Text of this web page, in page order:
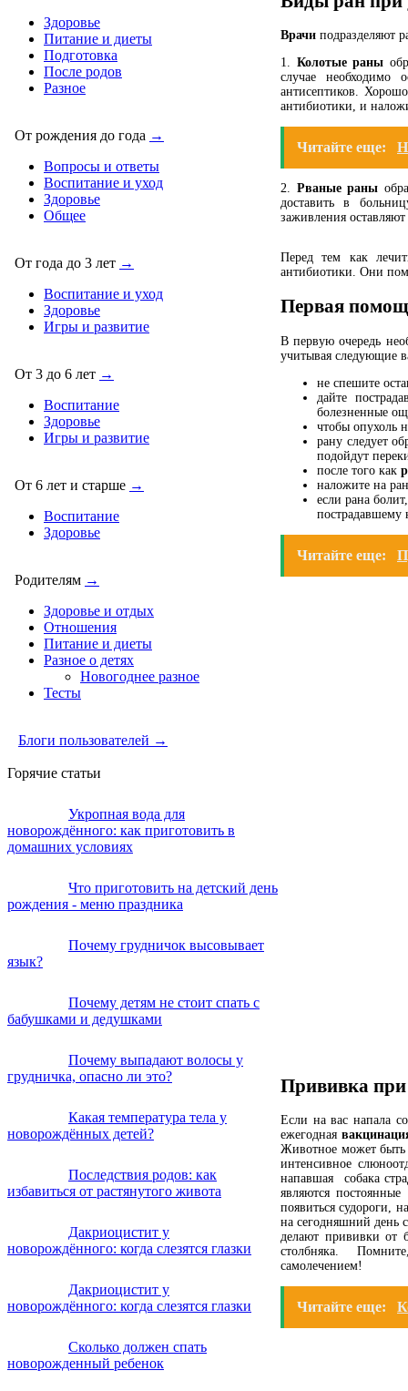
Здоровье
Питание и диеты
Подготовка
После родов
Разное
От рождения до года →
Вопросы и ответы
Воспитание и уход
Здоровье
Общее
От года до 3 лет →
Воспитание и уход
Здоровье
Игры и развитие
От 3 до 6 лет →
Воспитание
Здоровье
Игры и развитие
От 6 лет и старше →
Воспитание
Здоровье
Родителям →
Здоровье и отдых
Отношения
Питание и диеты
Разное о детях
Новогоднее разное
Тесты
Блоги пользователей →
Горячие статьи
Укропная вода для
новорождённого: как приготовить в
домашних условиях
Что приготовить на детский день
рождения - меню праздника
Почему грудничок высовывает
язык?
Почему детям не стоит спать с
бабушками и дедушками
Почему выпадают волосы у
грудничка, опасно ли это?
Какая температура тела у
новорождённых детей?
Последствия родов: как
избавиться от растянутого живота
Дакриоцистит у
новорождённого: когда слезятся глазки
Дакриоцистит у
новорождённого: когда слезятся глазки
Сколько должен спать
новорожденный ребенок
Врачи подразделяют
1. Колотые раны
случае необходимо
антисептиков.
антибиотики, и
Читайте еще:
2. Рваные раны
доставить в
заживления
Перед тем как
антибиотики. Они
Первая
В первую очередь
учитывая следующие
не спешите
дайте
болезненные
чтобы опухоль
рану следует
подойдут
после того как
наложите на
если рана
пострадавшему
Читайте еще:
Прививка при
Если на вас напала
ежегодная
Животное может
интенсивное
напавшая собака
являются
появиться судороги,
на сегодняшний день
делают прививки от
столбняка.
самолечением!
Читайте еще: